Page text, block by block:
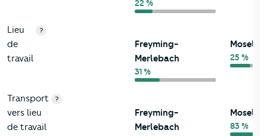
22 %
Lieu
de
travail
?
Freyming-
Merlebach
31 %
Moselle
25 %
Transport
vers lieu
de travail
?
Freyming-
Merlebach
Moselle
83 %